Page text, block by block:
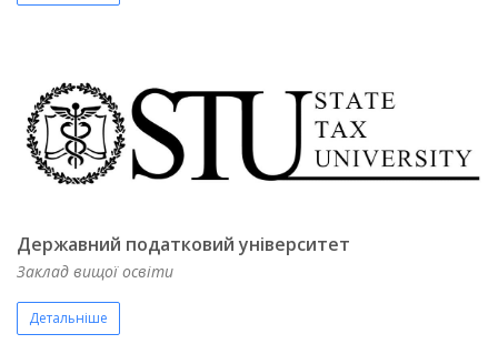
Державний податковий університет
Заклад вищої освіти
Детальніше